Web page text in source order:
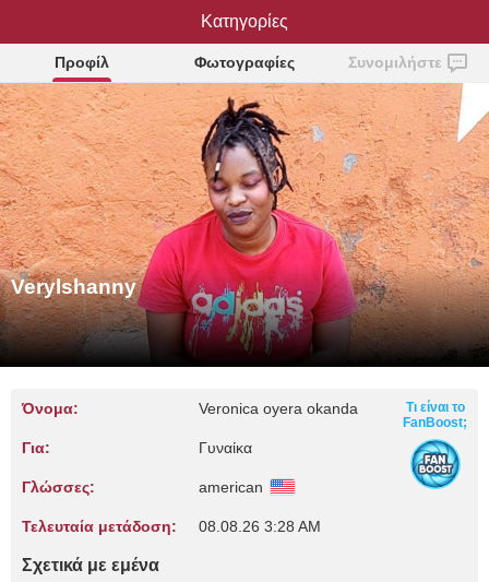
Verylshanny
Προφίλ Φωτογραφίες Συνομιλήστε
Verylshanny
Όνομα: Veronica oyera okanda
Για: Γυναίκα
Γλώσσες: american
Τελευταία μετάδοση: 08.08.26 3:28 AM
Τι είναι το
FanBoost;
Σχετικά με εμένα
Κατηγορίες